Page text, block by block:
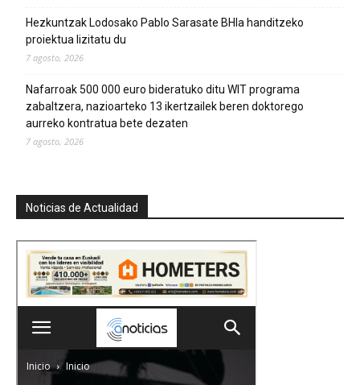
Hezkuntzak Lodosako Pablo Sarasate BHIa handitzeko
proiektua lizitatu du
7 agosto, 2026
Nafarroak 500 000 euro bideratuko ditu WIT programa
zabaltzera, nazioarteko 13 ikertzailek beren doktorego
aurreko kontratua bete dezaten
7 agosto, 2026
Noticias de Actualidad